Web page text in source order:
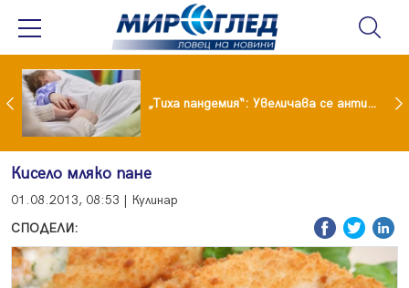
„Тиха пандемия“: Увеличава се антибиотичната резистентност при децата
Кисело мляко пане
01.08.2013, 08:53 | Кулинар
СПОДЕЛИ: